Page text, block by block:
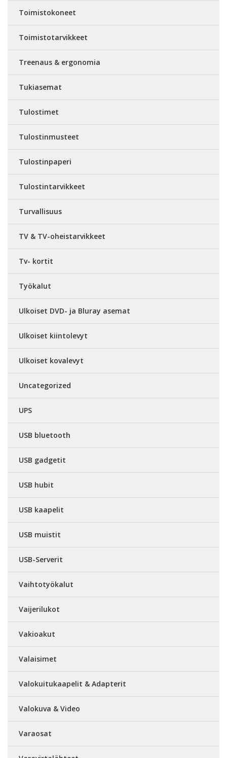
Toimistokoneet
Toimistotarvikkeet
Treenaus & ergonomia
Tukiasemat
Tulostimet
Tulostinmusteet
Tulostinpaperi
Tulostintarvikkeet
Turvallisuus
TV & TV-oheistarvikkeet
Tv- kortit
Työkalut
Ulkoiset DVD- ja Bluray asemat
Ulkoiset kiintolevyt
Ulkoiset kovalevyt
Uncategorized
UPS
USB bluetooth
USB gadgetit
USB hubit
USB kaapelit
USB muistit
USB-Serverit
Vaihtotyökalut
Vaijerilukot
Vakioakut
Valaisimet
Valokuitukaapelit & Adapterit
Valokuva & Video
Varaosat